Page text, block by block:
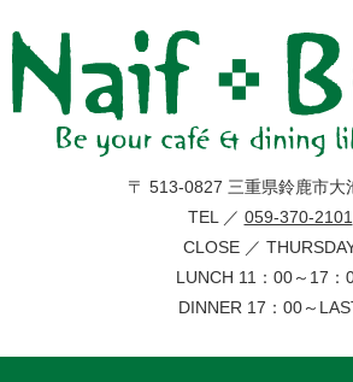
〒 513-0827 三重県鈴鹿市大
TEL ／ 059-370-2101
CLOSE ／
LUNCH 11：00～17：
DINNER 17：00～